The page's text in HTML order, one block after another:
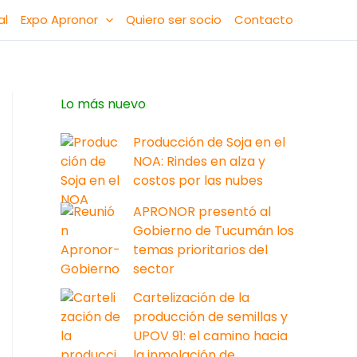
Expo Apronor Quiero ser socio Contacto
Lo más nuevo
Producción de Soja en el
NOA: Rindes en alza y
costos por las nubes
APRONOR presentó al
Gobierno de Tucumán los
temas prioritarios del
sector
Cartelización de la
producción de semillas y
UPOV 91: el camino hacia